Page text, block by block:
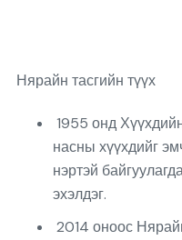
Нярайн тасгийн түүх
1955 онд
насны хүүхдийг
нэртэй
эхэлдэг.
2014 оноос